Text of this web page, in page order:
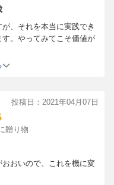
ションを持っていませ
第3の会話」です。
ければいいだけです。
ツを実践すれば、雑談は
、それを本当に実践でき
。やってみてこそ価値が
さんがあります。雑談の
リーを続けられるように
投稿日：2021年04月07日
贈り物
おいので、これを機に変